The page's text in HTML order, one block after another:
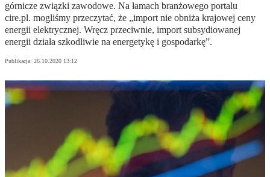
górnicze związki zawodowe. Na łamach branżowego portalu
cire.pl. mogliśmy przeczytać, że „import nie obniża krajowej ceny
energii elektrycznej. Wręcz przeciwnie, import subsydiowanej
energii działa szkodliwie na energetykę i gospodarkę”.
Publikacja: 26.10.2020 13:12